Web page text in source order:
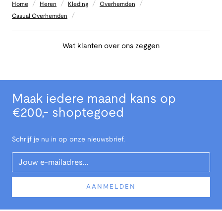
Home / Heren / Kleding / Overhemden /
Casual Overhemden /
Wat klanten over ons zeggen
Maak iedere maand kans op
€200,- shoptegoed
Schrijf je nu in op onze nieuwsbrief.
Your Email
AANMELDEN